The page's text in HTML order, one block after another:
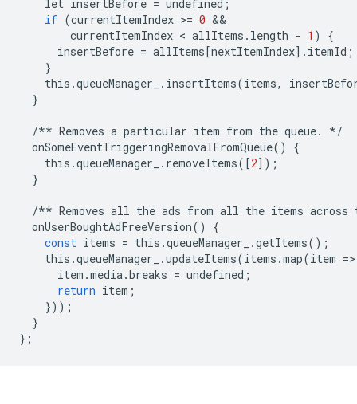
let insertBefore = undefined ;
if (currentItemIndex >= 0
currentItemIndex < allItems . length - 1 )
{
insertBefore = allItems[nextItemIndex] . itemId ;
}
this .queueManager_ . insertItems(items,
}
/** Removes a particular item from the queue.
*/
onSomeEventTriggeringRemovalFromQueue()
{
this .queueManager_ . removeItems([2]);
}
/** Removes all the ads from all the items across
onUserBoughtAdFreeVersion()
{
const items = this .queueManager_ .getItems();
this .queueManager_ .updateItems(items .map(item =>
item .media.breaks = undefined ;
return item ;
}));
}
};